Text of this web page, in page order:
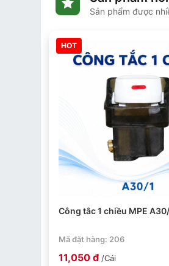
Sản phẩm được
HOT
Công tắc 1 chiều MPE
Mã đặt hàng: 206
11,050 đ /Cái